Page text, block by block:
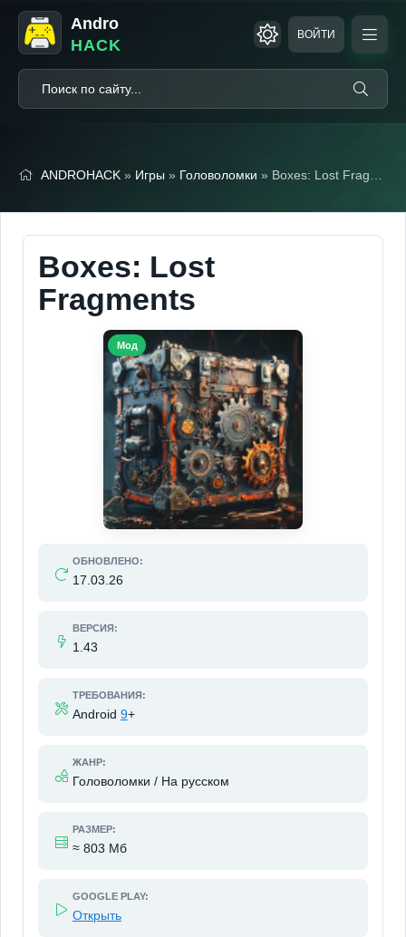
Andro
HACK
ВОЙТИ
ANDROHACK » Игры » Головоломки » Boxes: Lost Fragments (Мод, Unlocked)
Boxes: Lost
Fragments
ОБНОВЛЕНО:
17.03.26
ВЕРСИЯ:
1.43
ТРЕБОВАНИЯ:
Android 9+
ЖАНР:
Головоломки / На русском
РАЗМЕР:
≈ 803 Мб
GOOGLE PLAY:
Открыть
Мод